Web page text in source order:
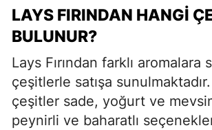
LAYS FIRINDAN HANGI
BULUNUR?
Lays Fırından farklı aromalara
çeşitlerle satışa
çeşitler sade, yoğurt ve
peynirli ve baharatlı